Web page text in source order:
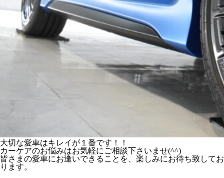
大切な愛車はキレイが１番です！！
カーケアのお悩みはお気軽にご相談下さいませ(^^)
皆さまの愛車にお逢いできることを、楽しみにお待ち致してお
ります。